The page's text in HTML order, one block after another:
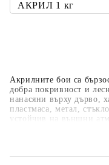
Акрилните бои са
добра покривност и
нанасяни върху дърво,
пластмаса, метал,
устойчив на външни
цветова гама е над 35